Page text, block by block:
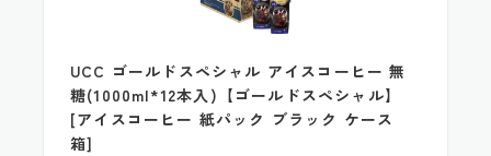
UCC ゴールドスペシャル アイスコーヒー 無
糖(1000ml*12本入)【ゴールドスペシャル】
[アイスコーヒー 紙パック ブラック ケース
箱]